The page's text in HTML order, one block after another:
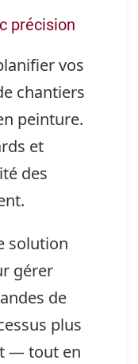
précision
vos
chantiers
peinture.
et
des
solution
gérer
de
plus
— tout en